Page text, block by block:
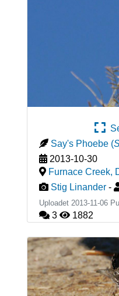
Say's Phoebe (
2013-10-30
Furnace Creek,
Stig Linander -
Uploadet 2013-11-06
3 1882